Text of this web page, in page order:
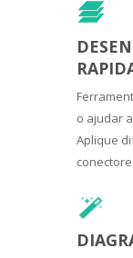
o ajudar
Aplique